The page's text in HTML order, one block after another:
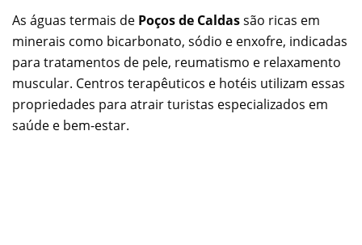
As águas termais de Poços de Caldassão ricas em
minerais como bicarbonato, sódio e enxofre, indicadas
para tratamentos de pele, reumatismo e relaxamento
muscular. Centros terapêuticos e hotéis utilizam essas
propriedades para atrair turistas especializados em
saúde e bem-estar.